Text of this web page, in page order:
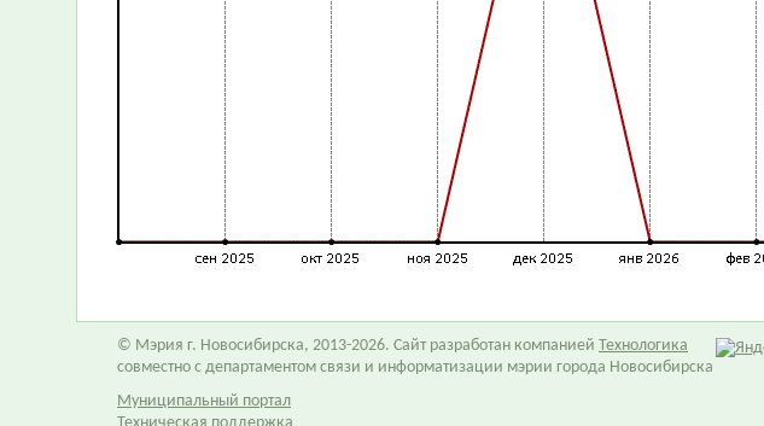
© Мэрия г. Новосибирска, 2013-2026. Сайт разработан компанией Технологика
совместно с департаментом связи и информатизации мэрии города Новосибирска
Муниципальный портал